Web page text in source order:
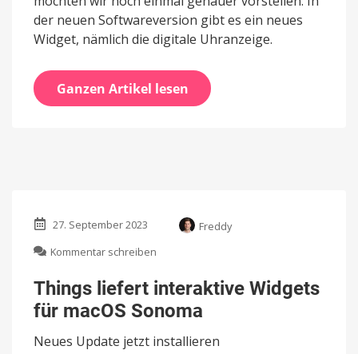
der neuen Softwareversion gibt es ein neues
Widget, nämlich die digitale Uhranzeige.
Ganzen Artikel lesen
27. September 2023
Freddy
Kommentar schreiben
liefert
interaktive
Widgets
macOS
Things liefert interaktive Widgets
für macOS Sonoma
Neues Update jetzt installieren